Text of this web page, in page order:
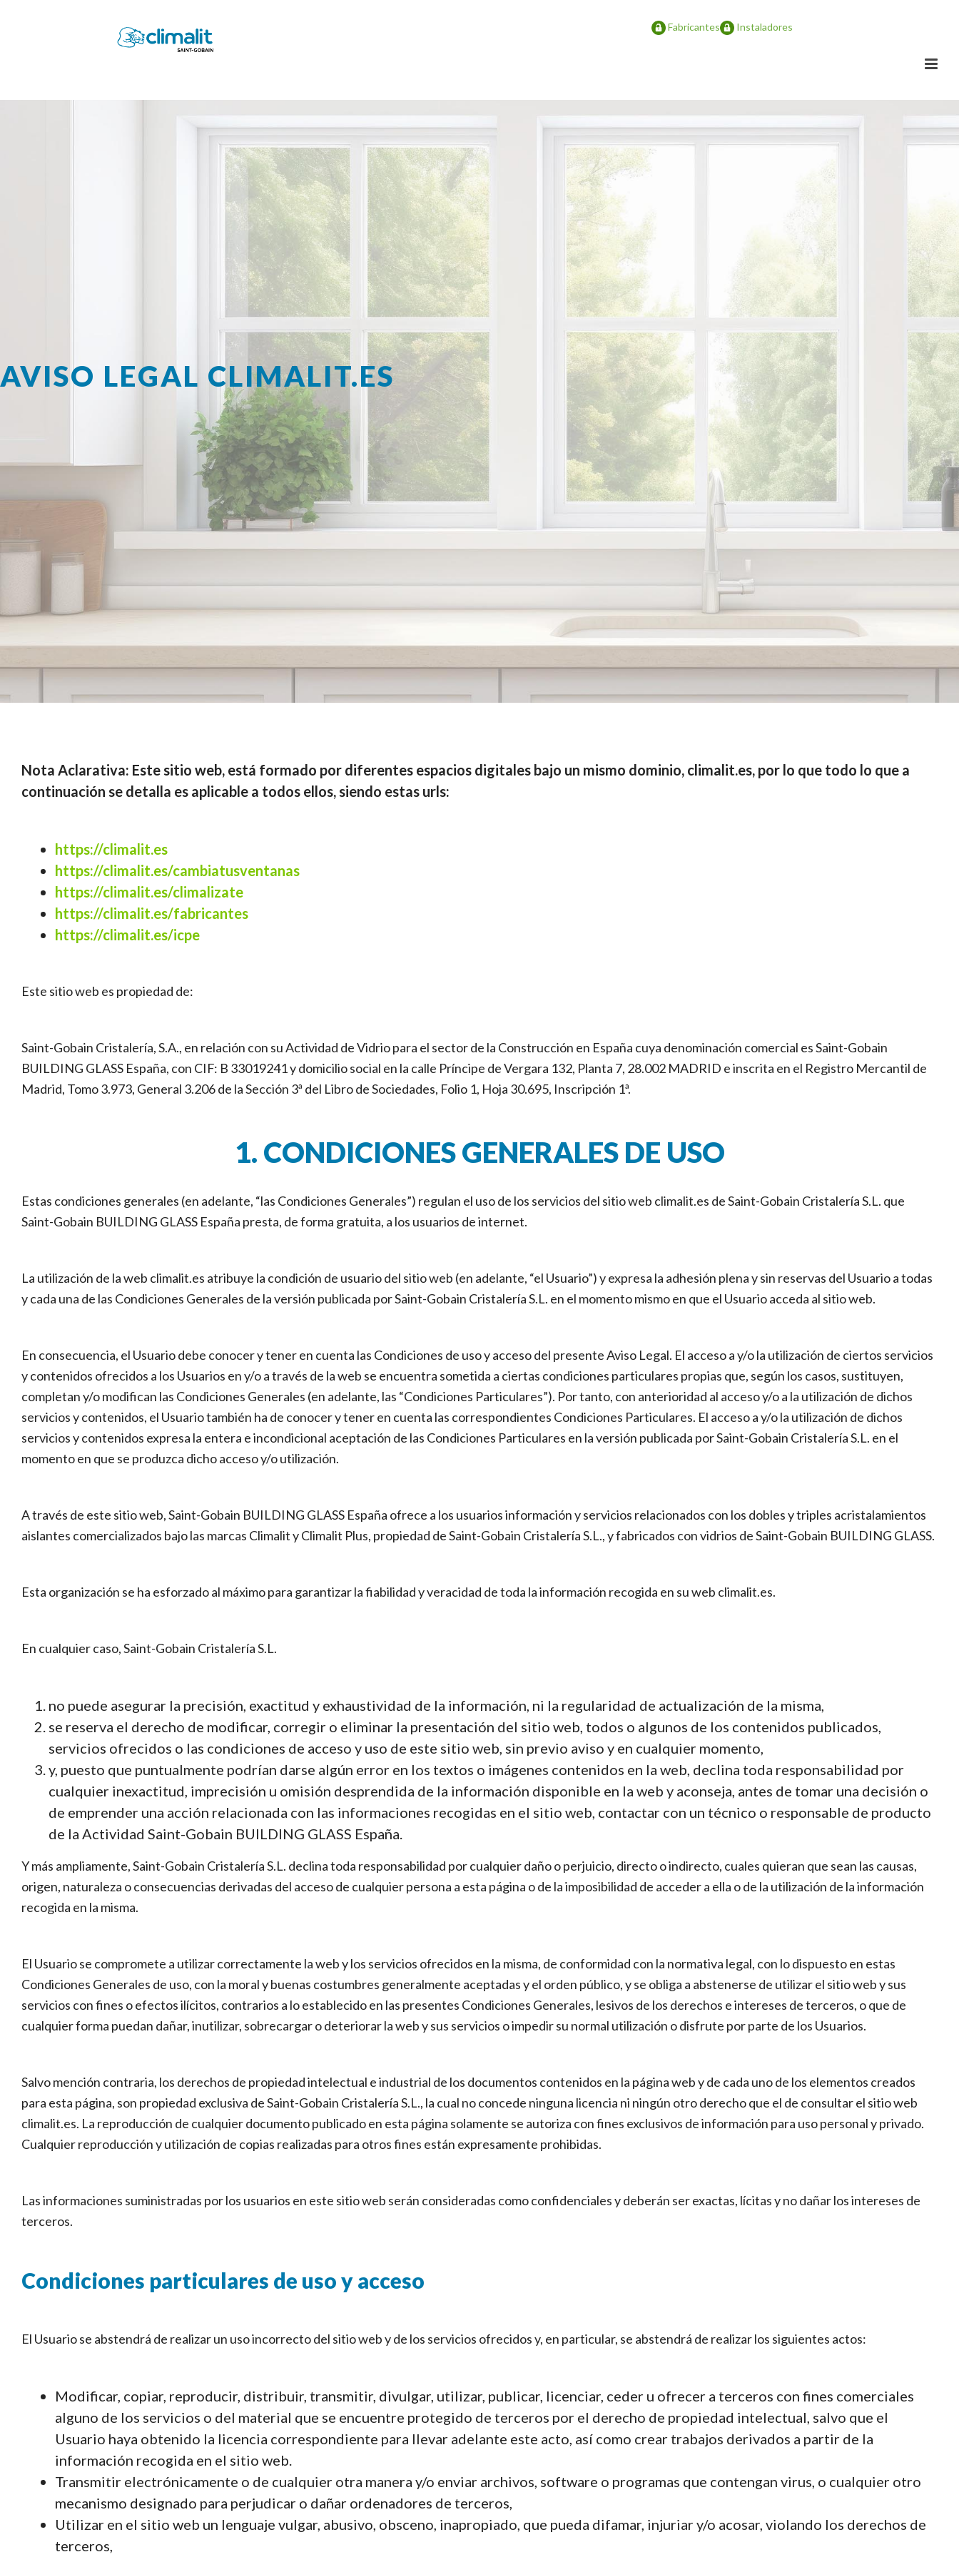
Fabricantes Instaladores
AVISO LEGAL CLIMALIT.ES
Nota Aclarativa: Este sitio web, está formado por diferentes espacios digitales bajo un mismo dominio, climalit.es, por lo que todo lo que a
continuación se detalla es aplicable a todos ellos, siendo estas urls:
https://climalit.es
https://climalit.es/cambiatusventanas
https://climalit.es/climalizate
https://climalit.es/fabricantes
https://climalit.es/icpe
Este sitio web es propiedad de:
Saint-Gobain Cristalería, S.A., en relación con su Actividad de Vidrio para el sector de la Construcción en España cuya denominación comercial es Saint-Gobain
BUILDING GLASS España, con CIF: B 33019241 y domicilio social en la calle Príncipe de Vergara 132, Planta 7, 28.002 MADRID e inscrita en el Registro Mercantil de
Madrid, Tomo 3.973, General 3.206 de la Sección 3ª del Libro de Sociedades, Folio 1, Hoja 30.695, Inscripción 1ª.
1. CONDICIONES GENERALES DE USO
Estas condiciones generales (en adelante, “las Condiciones Generales”) regulan el uso de los servicios del sitio web climalit.es de Saint-Gobain Cristalería S.L. que
Saint-Gobain BUILDING GLASS España presta, de forma gratuita, a los usuarios de internet.
La utilización de la web climalit.es atribuye la condición de usuario del sitio web (en adelante, “el Usuario”) y expresa la adhesión plena y sin reservas del Usuario a todas
y cada una de las Condiciones Generales de la versión publicada por Saint-Gobain Cristalería S.L. en el momento mismo en que el Usuario acceda al sitio web.
En consecuencia, el Usuario debe conocer y tener en cuenta las Condiciones de uso y acceso del presente Aviso Legal. El acceso a y/o la utilización de ciertos servicios
y contenidos ofrecidos a los Usuarios en y/o a través de la web se encuentra sometida a ciertas condiciones particulares propias que, según los casos, sustituyen,
completan y/o modifican las Condiciones Generales (en adelante, las “Condiciones Particulares”). Por tanto, con anterioridad al acceso y/o a la utilización de dichos
servicios y contenidos, el Usuario también ha de conocer y tener en cuenta las correspondientes Condiciones Particulares. El acceso a y/o la utilización de dichos
servicios y contenidos expresa la entera e incondicional aceptación de las Condiciones Particulares en la versión publicada por Saint-Gobain Cristalería S.L. en el
momento en que se produzca dicho acceso y/o utilización.
A través de este sitio web, Saint-Gobain BUILDING GLASS España ofrece a los usuarios información y servicios relacionados con los dobles y triples acristalamientos
aislantes comercializados bajo las marcas Climalit y Climalit Plus, propiedad de Saint-Gobain Cristalería S.L., y fabricados con vidrios de Saint-Gobain BUILDING GLASS.
Esta organización se ha esforzado al máximo para garantizar la fiabilidad y veracidad de toda la información recogida en su web climalit.es.
En cualquier caso, Saint-Gobain Cristalería S.L.
no puede asegurar la precisión, exactitud y exhaustividad de la información, ni la regularidad de actualización de la misma,
se reserva el derecho de modificar, corregir o eliminar la presentación del sitio web, todos o algunos de los contenidos publicados,
servicios ofrecidos o las condiciones de acceso y uso de este sitio web, sin previo aviso y en cualquier momento,
y, puesto que puntualmente podrían darse algún error en los textos o imágenes contenidos en la web, declina toda responsabilidad por
cualquier inexactitud, imprecisión u omisión desprendida de la información disponible en la web y aconseja, antes de tomar una decisión o
de emprender una acción relacionada con las informaciones recogidas en el sitio web, contactar con un técnico o responsable de producto
de la Actividad Saint-Gobain BUILDING GLASS España.
Y más ampliamente, Saint-Gobain Cristalería S.L. declina toda responsabilidad por cualquier daño o perjuicio, directo o indirecto, cuales quieran que sean las causas,
origen, naturaleza o consecuencias derivadas del acceso de cualquier persona a esta página o de la imposibilidad de acceder a ella o de la utilización de la información
recogida en la misma.
El Usuario se compromete a utilizar correctamente la web y los servicios ofrecidos en la misma, de conformidad con la normativa legal, con lo dispuesto en estas
Condiciones Generales de uso, con la moral y buenas costumbres generalmente aceptadas y el orden público, y se obliga a abstenerse de utilizar el sitio web y sus
servicios con fines o efectos ilícitos, contrarios a lo establecido en las presentes Condiciones Generales, lesivos de los derechos e intereses de terceros, o que de
cualquier forma puedan dañar, inutilizar, sobrecargar o deteriorar la web y sus servicios o impedir su normal utilización o disfrute por parte de los Usuarios.
Salvo mención contraria, los derechos de propiedad intelectual e industrial de los documentos contenidos en la página web y de cada uno de los elementos creados
para esta página, son propiedad exclusiva de Saint-Gobain Cristalería S.L., la cual no concede ninguna licencia ni ningún otro derecho que el de consultar el sitio web
climalit.es. La reproducción de cualquier documento publicado en esta página solamente se autoriza con fines exclusivos de información para uso personal y privado.
Cualquier reproducción y utilización de copias realizadas para otros fines están expresamente prohibidas.
Las informaciones suministradas por los usuarios en este sitio web serán consideradas como confidenciales y deberán ser exactas, lícitas y no dañar los intereses de
terceros.
Condiciones particulares de uso y acceso
El Usuario se abstendrá de realizar un uso incorrecto del sitio web y de los servicios ofrecidos y, en particular, se abstendrá de realizar los siguientes actos:
Modificar, copiar, reproducir, distribuir, transmitir, divulgar, utilizar, publicar, licenciar, ceder u ofrecer a terceros con fines comerciales
alguno de los servicios o del material que se encuentre protegido de terceros por el derecho de propiedad intelectual, salvo que el
Usuario haya obtenido la licencia correspondiente para llevar adelante este acto, así como crear trabajos derivados a partir de la
información recogida en el sitio web.
Transmitir electrónicamente o de cualquier otra manera y/o enviar archivos, software o programas que contengan virus, o cualquier otro
mecanismo designado para perjudicar o dañar ordenadores de terceros,
Utilizar en el sitio web un lenguaje vulgar, abusivo, obsceno, inapropiado, que pueda difamar, injuriar y/o acosar, violando los derechos de
terceros,